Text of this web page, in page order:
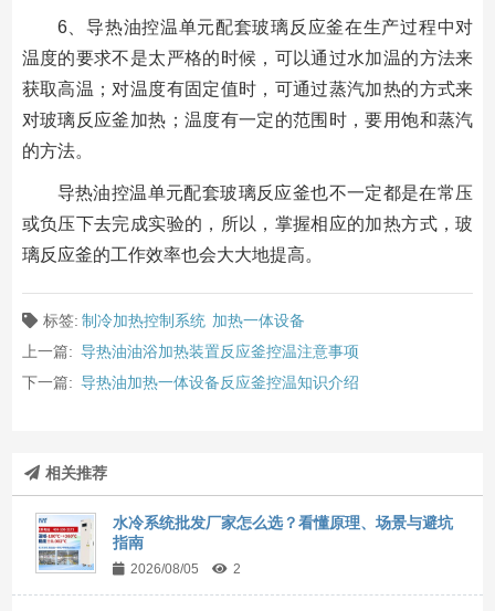
6、导热油控温单元配套玻璃反应釜在生产过程中对
温度的要求不是太严格的时候，可以通过水加温的方法来
获取高温；对温度有固定值时，可通过蒸汽加热的方式来
对玻璃反应釜加热；温度有一定的范围时，要用饱和蒸汽
的方法。
导热油控温单元配套玻璃反应釜也不一定都是在常压
或负压下去完成实验的，所以，掌握相应的加热方式，玻
璃反应釜的工作效率也会大大地提高。
标签: 制冷加热控制系统 加热一体设备
上一篇: 导热油油浴加热装置反应釜控温注意事项
下一篇: 导热油加热一体设备反应釜控温知识介绍
相关推荐
水冷系统批发厂家怎么选？看懂原理、场景与避坑
指南
2026/08/05 2